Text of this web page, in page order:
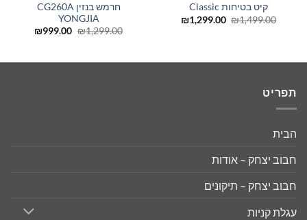
קיט בטיחות Classic
₪1,499.00
המחיר
₪1,299.00
המחיר
חרמש בנזין CG260A
YONGJIA
₪1,299.00
המחיר ₪999.00
המחיר
תפריט
הבית
חבוב יצחק – אודות
חבוב יצחק – תיקונים
עגלת קניות